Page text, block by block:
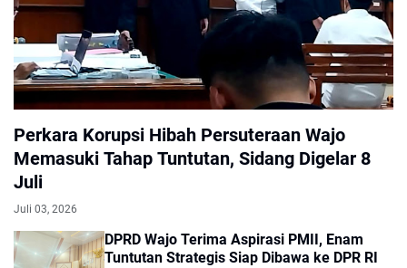
Perkara Korupsi Hibah Persuteraan Wajo
Memasuki Tahap Tuntutan, Sidang Digelar 8
Juli
Juli 03, 2026
DPRD Wajo Terima Aspirasi PMII, Enam
Tuntutan Strategis Siap Dibawa ke DPR RI